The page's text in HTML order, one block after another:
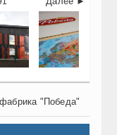
"Победа"